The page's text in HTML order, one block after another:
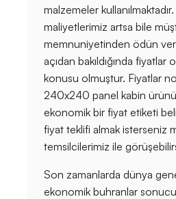
malzemeler
maliyetlerimiz artsa bile
memnuniyetinden ödün
açıdan bakıldığında fiyatlar
konusu olmuştur. Fiyatlar
240x240 panel kabin
ekonomik bir fiyat etiketi
fiyat teklifi almak isterseniz
temsilcilerimiz ile
Son zamanlarda dünya
ekonomik buhranlar